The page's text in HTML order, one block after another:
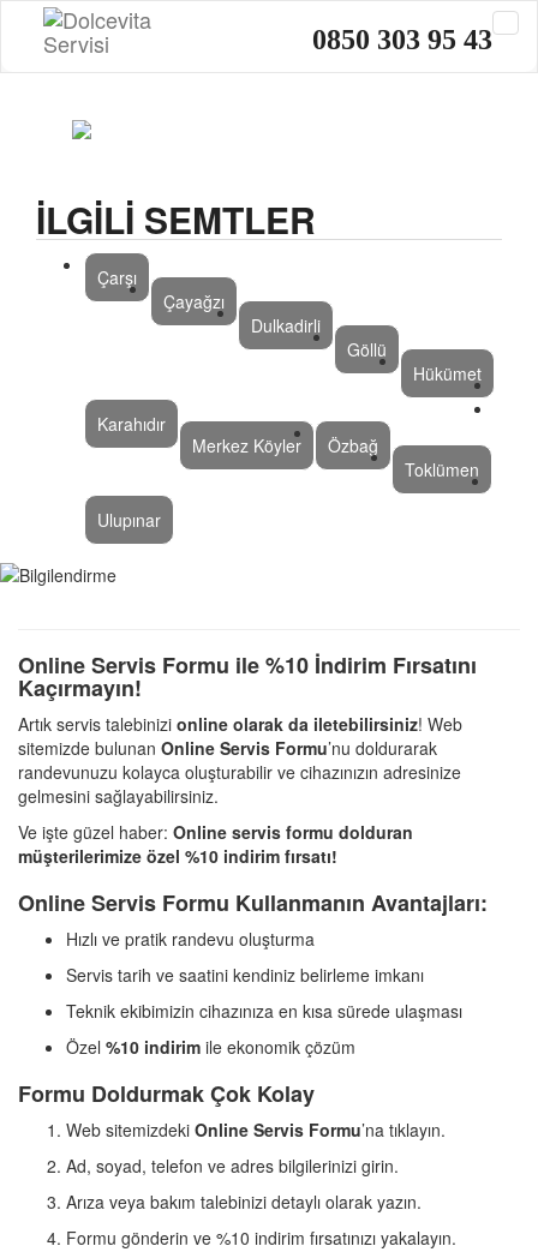
0850 303 95 43
İLGİLİ SEMTLER
Çarşı
Çayağzı
Dulkadirli
Göllü
Hükümet
Karahıdır
Merkez Köyler
Özbağ
Toklümen
Ulupınar
Online Servis Formu ile %10 İndirim Fırsatını
Kaçırmayın!
Artık servis talebinizi online olarak da iletebilirsiniz! Web
sitemizde bulunan Online Servis Formu’nu doldurarak
randevunuzu kolayca oluşturabilir ve cihazınızın adresinize
gelmesini sağlayabilirsiniz.
Ve işte güzel haber: Online servis formu dolduran
müşterilerimize özel %10 indirim fırsatı!
Online Servis Formu Kullanmanın Avantajları:
Hızlı ve pratik randevu oluşturma
Servis tarih ve saatini kendiniz belirleme imkanı
Teknik ekibimizin cihazınıza en kısa sürede ulaşması
Özel %10 indirim ile ekonomik çözüm
Formu Doldurmak Çok Kolay
Web sitemizdeki Online Servis Formu’na tıklayın.
Ad, soyad, telefon ve adres bilgilerinizi girin.
Arıza veya bakım talebinizi detaylı olarak yazın.
Formu gönderin ve %10 indirim fırsatınızı yakalayın.